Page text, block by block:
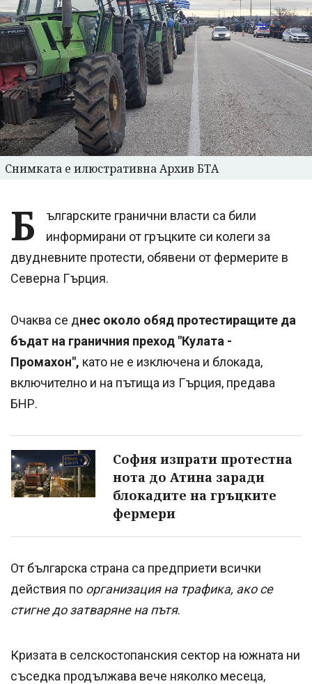
Снимката е илюстративна Архив БТА
Б
ългарските гранични власти са били
информирани от гръцките си колеги за
двудневните протести, обявени от фермерите в
Северна Гърция.
Очаква се днес около обяд протестиращите да
бъдат на граничния преход "Кулата -
Промахон", като не е изключена и блокада,
включително и на пътища из Гърция, предава
БНР.
София изпрати протестна
нота до Атина заради
блокадите на гръцките
фермери
От българска страна са предприети всички
действия по организация на трафика, ако се
стигне до затваряне на пътя.
Кризата в селскостопанския сектор на южната ни
съседка продължава вече няколко месеца,